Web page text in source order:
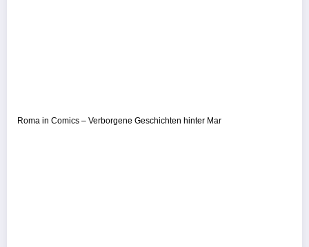
Roma in Comics – Verborgene Geschichten hinter Mar